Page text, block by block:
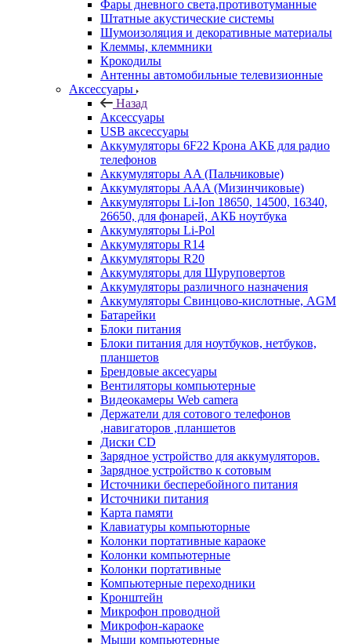
Фары дневного света,противотуманные
Штатные акустические системы
Шумоизоляция и декоративные материалы
Клеммы, клеммники
Крокодилы
Антенны автомобильные телевизионные
Аксессуары
Назад
Аксессуары
USB аксессуары
Аккумуляторы 6F22 Крона АКБ для радио
телефонов
Аккумуляторы AA (Пальчиковые)
Аккумуляторы AAA (Мизинчиковые)
Аккумуляторы Li-Ion 18650, 14500, 16340,
26650, для фонарей, АКБ ноутбука
Аккумуляторы Li-Pol
Аккумуляторы R14
Аккумуляторы R20
Аккумуляторы для Шуруповертов
Аккумуляторы различного назначения
Аккумуляторы Свинцово-кислотные, AGM
Батарейки
Блоки питания
Блоки питания для ноутбуков, нетбуков,
планшетов
Брендовые аксесуары
Вентиляторы компьютерные
Видеокамеры Web camera
Держатели для сотового телефонов
,навигаторов ,планшетов
Диски CD
Зарядное устройство для аккумуляторов.
Зарядное устройство к сотовым
Источники бесперебойного питания
Источники питания
Карта памяти
Клавиатуры компьюторные
Колонки портативные караоке
Колонки компьютерные
Колонки портативные
Компьютерные переходники
Кронштейн
Микрофон проводной
Микрофон-караоке
Мыши компьютерные